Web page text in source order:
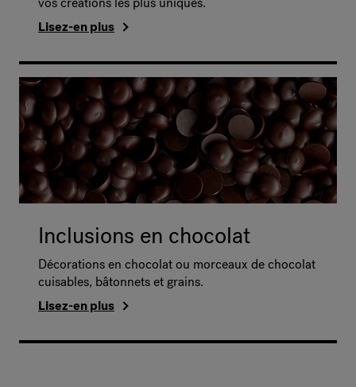
Lisez-en plus
Inclusions en chocolat
Décorations en chocolat ou morceaux de chocolat
cuisables, bâtonnets et grains.
Lisez-en plus